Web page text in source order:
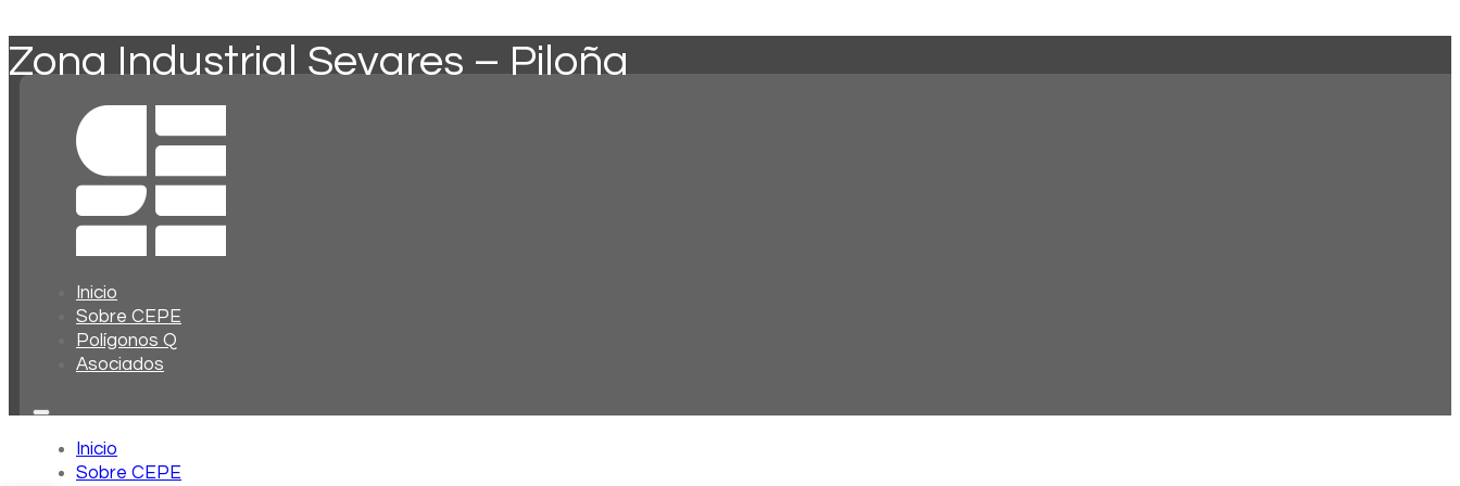
Inicio
Sobre CEPE
Polígonos Q
Asociados
Inicio
Sobre CEPE
Zona Industrial Sevares – Piloña